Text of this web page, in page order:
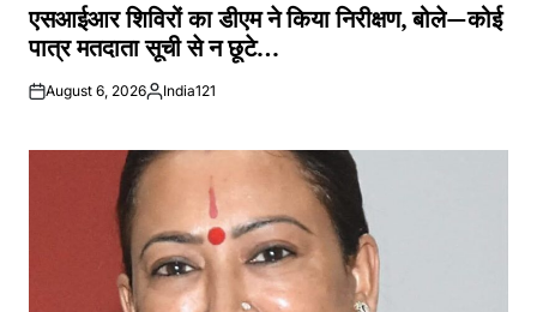
IN
एसआईआर शिविरों का डीएम ने किया निरीक्षण, बोले—कोई
पात्र मतदाता सूची से न छूटे…
August 6, 2026Posted
India121